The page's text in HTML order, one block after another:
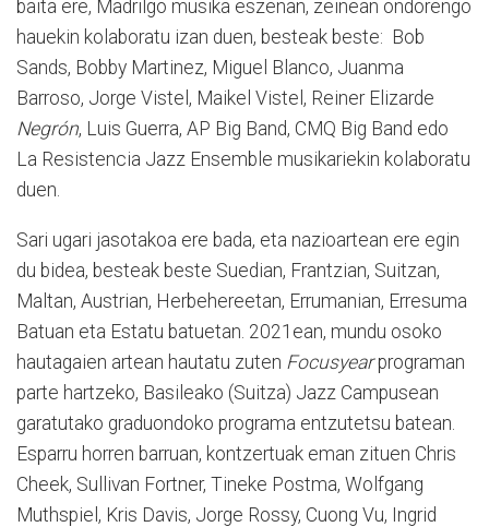
baita ere, Madrilgo musika eszenan, zeinean ondorengo
hauekin kolaboratu izan duen, besteak beste: Bob
Sands, Bobby Martinez, Miguel Blanco, Juanma
Barroso, Jorge Vistel, Maikel Vistel, Reiner Elizarde
Negrón, Luis Guerra, AP Big Band, CMQ Big Band edo
La Resistencia Jazz Ensemble musikariekin kolaboratu
duen.
Sari ugari jasotakoa ere bada, eta nazioartean ere egin
du bidea, besteak beste Suedian, Frantzian, Suitzan,
Maltan, Austrian, Herbehereetan, Errumanian, Erresuma
Batuan eta Estatu batuetan. 2021ean, mundu osoko
hautagaien artean hautatu zuten Focusyearprograman
parte hartzeko, Basileako (Suitza) Jazz Campusean
garatutako graduondoko programa entzutetsu batean.
Esparru horren barruan, kontzertuak eman zituen Chris
Cheek, Sullivan Fortner, Tineke Postma, Wolfgang
Muthspiel, Kris Davis, Jorge Rossy, Cuong Vu, Ingrid